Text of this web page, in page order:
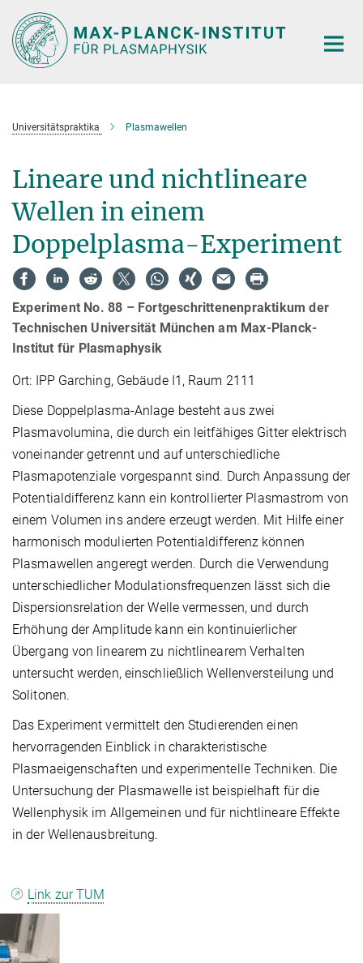
Hauptinhalt
Universitätspraktika Plasmawellen
Lineare und nichtlineare
Wellen in einem
Doppelplasma-Experiment
Experiment No. 88 – Fortgeschrittenenpraktikum der
Technischen Universität München am Max-Planck-
Institut für Plasmaphysik
Ort: IPP Garching, Gebäude I1, Raum 2111
Diese Doppelplasma-Anlage besteht aus zwei
Plasmavolumina, die durch ein leitfähiges Gitter elektrisch
voneinander getrennt und auf unterschiedliche
Plasmapotenziale vorgespannt sind. Durch Anpassung der
Potentialdifferenz kann ein kontrollierter Plasmastrom von
einem Volumen ins andere erzeugt werden. Mit Hilfe einer
harmonisch modulierten Potentialdifferenz können
Plasmawellen angeregt werden. Durch die Verwendung
unterschiedlicher Modulationsfrequenzen lässt sich die
Dispersionsrelation der Welle vermessen, und durch
Erhöhung der Amplitude kann ein kontinuierlicher
Übergang von linearem zu nichtlinearem Verhalten
untersucht werden, einschließlich Wellenversteilung und
Solitonen.
Das Experiment vermittelt den Studierenden einen
hervorragenden Einblick in charakteristische
Plasmaeigenschaften und experimentelle Techniken. Die
Untersuchung der Plasmawelle ist beispielhaft für die
Wellenphysik im Allgemeinen und für nichtlineare Effekte
in der Wellenausbreitung.
Link zur TUM